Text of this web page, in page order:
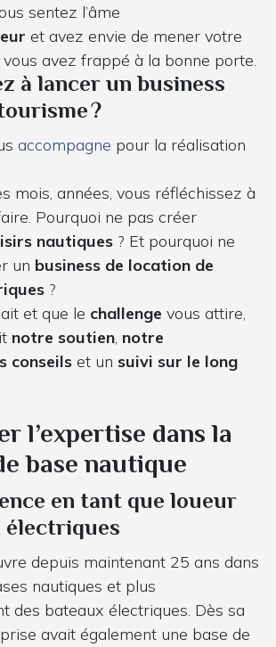
sentez l’âme
et avez envie de mener votre
avez frappé à la bonne porte.
à lancer un business
?
accompagne pour la réalisation
mois, années, vous réfléchissez à
Pourquoi ne pas créer
nautiques ? Et pourquoi ne
un business de location de
?
et que le challenge vous attire,
notre soutien, notre
conseils et un suivi sur le long
l’expertise dans la
base nautique
en tant que loueur
électriques
depuis maintenant 25 ans dans
nautiques et plus
des bateaux électriques. Dès sa
avait également une base de